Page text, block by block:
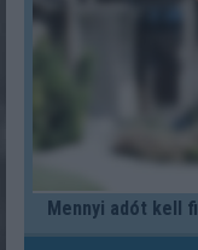
Mennyi adót kell